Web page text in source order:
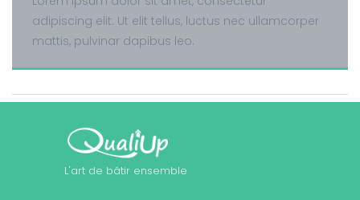
adipiscing elit. Ut elit tellus, luctus nec ullamcorper
mattis, pulvinar dapibus leo.
L'art de bâtir ensemble